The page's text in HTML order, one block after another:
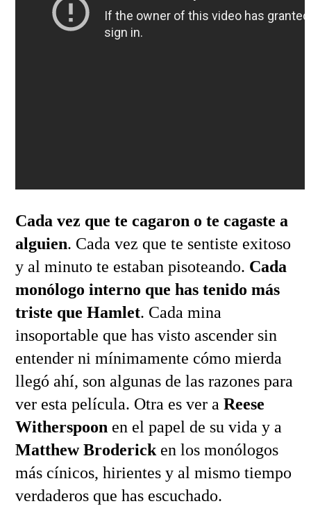
Cada vez que te cagaron o te cagaste a
alguien. Cada vez que te sentiste exitoso
y al minuto te estaban pisoteando. Cada
monólogo interno que has tenido más
triste que Hamlet. Cada mina
insoportable que has visto ascender sin
entender ni mínimamente cómo mierda
llegó ahí, son algunas de las razones para
ver esta película. Otra es ver a Reese
Witherspoon en el papel de su vida y a
Matthew Brodericken los monólogos
más cínicos, hirientes y al mismo tiempo
verdaderos que has escuchado.